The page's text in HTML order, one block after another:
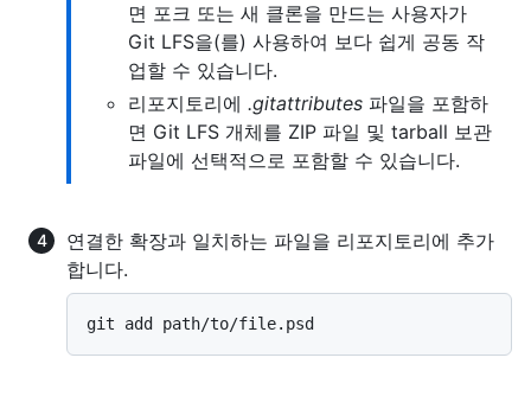
면 포크 또는 새 클론을 만드는 사용자가
Git LFS을(를) 사용하여 보다 쉽게 공동 작
업할 수 있습니다.
리포지토리에 .gitattributes 파일을 포함하
면 Git LFS 개체를 ZIP 파일 및 tarball 보관
파일에 선택적으로 포함할 수 있습니다.
연결한 확장과 일치하는 파일을 리포지토리에 추가
합니다.